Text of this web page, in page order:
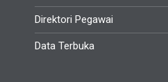
Direktori Pegawai
Data Terbuka